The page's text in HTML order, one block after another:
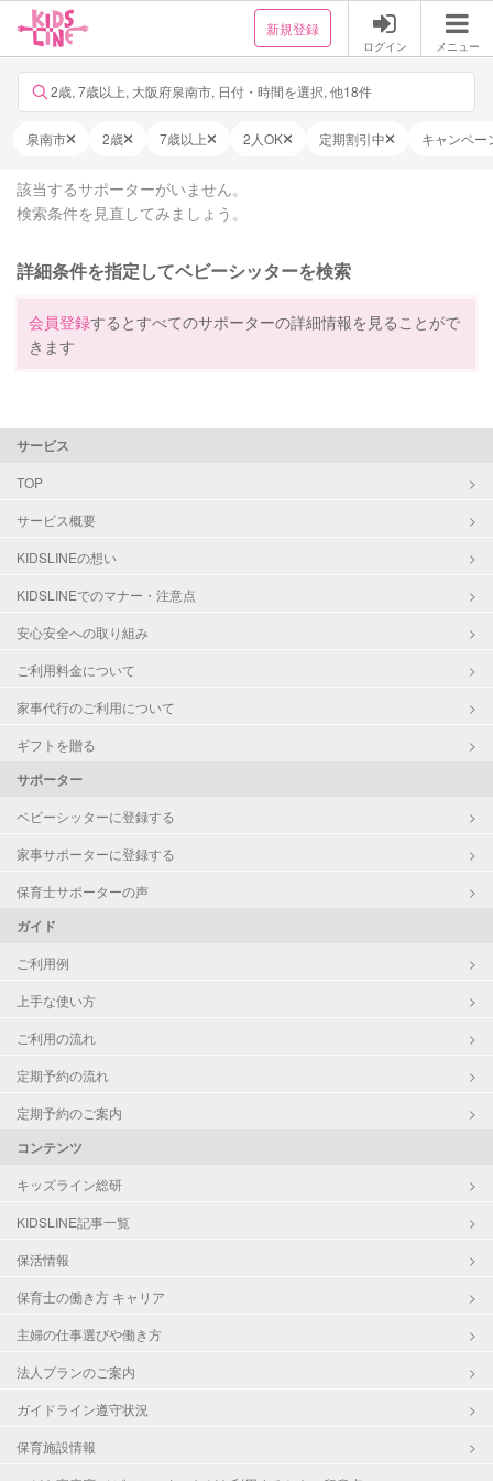
新規登録
ログイン メニュー
2歳, 7歳以上, 大阪府泉南市, 日付・時間を選択, 他18件
泉南市 2歳 7歳以上 2人OK 定期割引中 キャンペー
該当するサポーターがいません。
検索条件を見直してみましょう。
詳細条件を指定してベビーシッターを検索
会員登録するとすべてのサポーターの詳細情報を見ることがで
きます
サービス
TOP
サービス概要
KIDSLINEの想い
KIDSLINEでのマナー・注意点
安心安全への取り組み
ご利用料金について
家事代行のご利用について
ギフトを贈る
サポーター
ベビーシッターに登録する
家事サポーターに登録する
保育士サポーターの声
ガイド
ご利用例
上手な使い方
ご利用の流れ
定期予約の流れ
定期予約のご案内
コンテンツ
キッズライン総研
KIDSLINE記事一覧
保活情報
保育士の働き方 キャリア
主婦の仕事選びや働き方
法人プランのご案内
ガイドライン遵守状況
保育施設情報